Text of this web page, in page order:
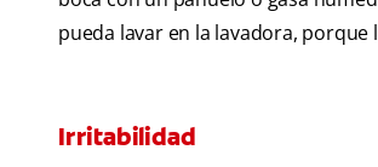
pueda lavar en la lavadora,
Irritabilidad